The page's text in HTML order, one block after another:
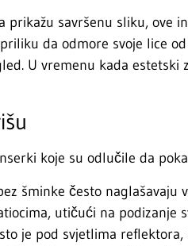
prikažu savršenu sliku, ove
da odmore svoje lice
U vremenu kada estetski
koje su odlučile da
šminke često naglašavaju
utičući na podizanje
je pod svjetlima